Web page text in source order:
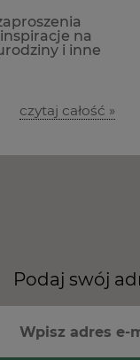
na
i inne
czytaj całość »
Podaj swój